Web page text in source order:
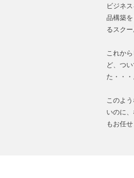
ビジネ
品構築
るスクー
これか
ど、つ
た・・
このよ
いのに
もお任